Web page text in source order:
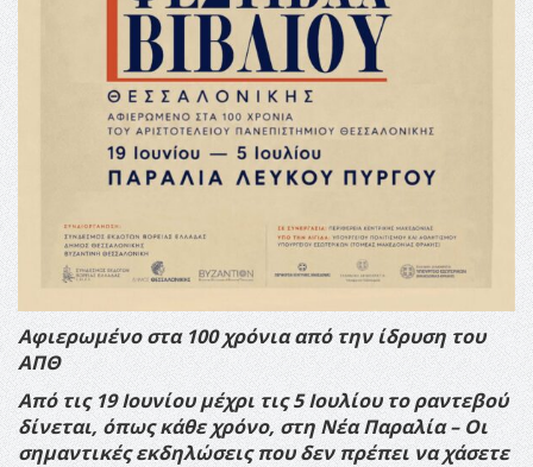
Αφιερωμένο στα 100 χρόνια από την ίδρυση του
ΑΠΘ
Από τις 19 Ιουνίου μέχρι τις 5 Ιουλίου το ραντεβού
δίνεται, όπως κάθε χρόνο, στη Νέα Παραλία – Οι
σημαντικές εκδηλώσεις που δεν πρέπει να χάσετε